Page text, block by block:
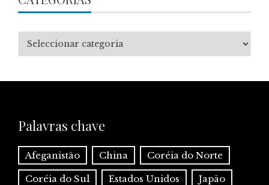
Categorias
Palavras chave
Afeganistão China Coréia do Norte
Coréia do Sul Estados Unidos Japão